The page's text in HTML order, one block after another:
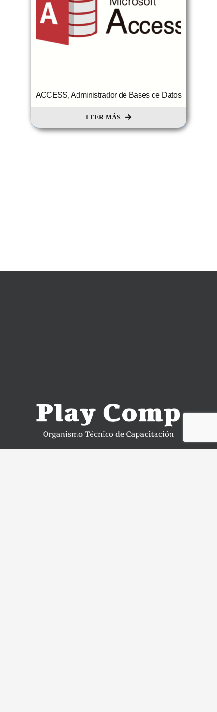
ACCESS, Administrador de Bases de Datos
LEER MÁS